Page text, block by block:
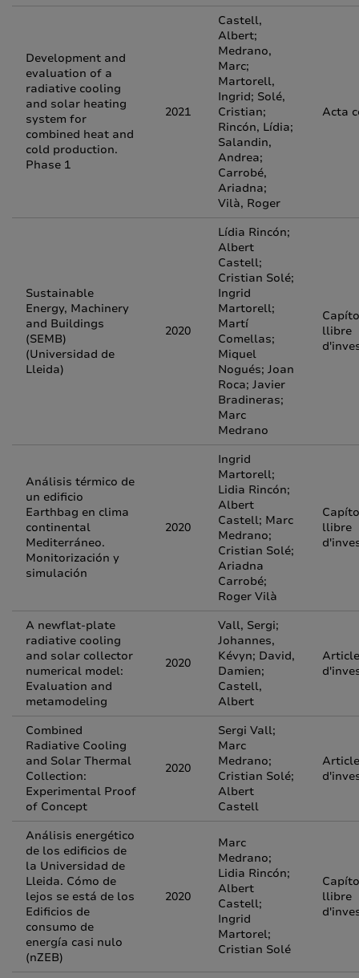
Development and
evaluation of a
radiative cooling
and solar heating
system for
combined heat and
cold production.
Phase 1
2021
Castell,
Albert;
Medrano,
Marc;
Martorell,
Ingrid; Solé,
Cristian;
Rincón, Lídia;
Salandin,
Andrea;
Carrobé,
Ariadna;
Vilà, Roger
Acta
Sustainable
Energy, Machinery
and Buildings
(SEMB)
(Universidad de
Lleida)
2020
Lídia Rincón;
Albert
Castell;
Cristian Solé;
Ingrid
Martorell;
Martí
Comellas;
Miquel
Nogués; Joan
Roca; Javier
Bradineras;
Marc
Medrano
llibre
Análisis térmico de
un edificio
Earthbag en clima
continental
Mediterráneo.
Monitorización y
simulación
2020
Ingrid
Martorell;
Lidia Rincón;
Albert
Castell; Marc
Medrano;
Cristian Solé;
Ariadna
Carrobé;
Roger Vilà
llibre
A newflat-plate
radiative cooling
and solar collector
numerical model:
Evaluation and
metamodeling
2020
Vall, Sergi;
Johannes,
Kévyn; David,
Damien;
Castell,
Albert
Article
Combined
Radiative Cooling
and Solar Thermal
Collection:
Experimental Proof
of Concept
2020
Sergi Vall;
Marc
Medrano;
Cristian Solé;
Albert
Castell
Article
Análisis energético
de los edificios de
la Universidad de
Lleida. Cómo de
lejos se está de los
Edificios de
consumo de
energía casi nulo
(nZEB)
2020
Marc
Medrano;
Lidia Rincón;
Albert
Castell;
Ingrid
Martorel;
Cristian Solé
llibre